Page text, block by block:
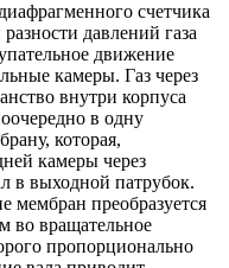
счетчика
давлений газа
движение
камеры. Газ через
внутри корпуса
в одну
которая,
камеры через
в выходной патрубок.
мембран преобразуется
вращательное
пропорционально